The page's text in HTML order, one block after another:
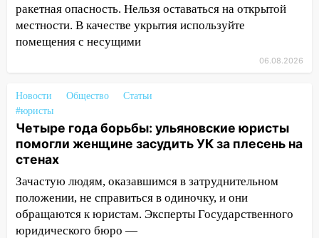
10:01 В Заволжском районе Ульяновска
загорелся легковой автомобиль
09:51
В Заволжском районе Ульяновска
09:45
В Заволжском районе Ульяновска
загорелся гаражный бокс:
эвакуировались четыре человека
09:28 В Майнском районе загорелся
дачный дом
08:28 УлГУ получит субсидию на
создание отечественного ПЦР-
анализатора
ракетная опасность. Нельзя оставаться на открытой
местности. В качестве укрытия используйте
помещения с несущими
06.08.2026
Новости Общество
Статьи
#юристы
Четыре года борьбы: ульяновские юристы
помогли женщине засудить УК за плесень на
стенах
Зачастую людям, оказавшимся в затруднительном
положении, не справиться в одиночку, и они
обращаются к юристам. Эксперты Государственного
юридического бюро —